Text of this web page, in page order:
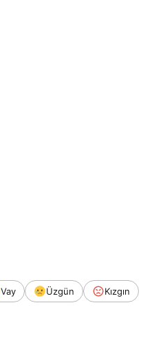
Vay Üzgün Kızgın